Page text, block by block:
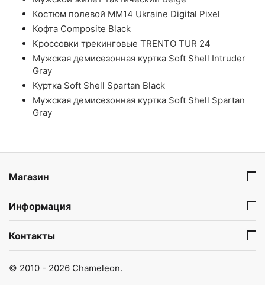
Костюм полевой ММ14 Ukraine Digital Pixel
Кофта Composite Black
Кроссовки трекинговые TRENTO TUR 24
Мужская демисезонная куртка Soft Shell Intruder
Gray
Куртка Soft Shell Spartan Black
Мужская демисезонная куртка Soft Shell Spartan
Gray
Магазин
Информация
Контакты
© 2010 - 2026 Chameleon.